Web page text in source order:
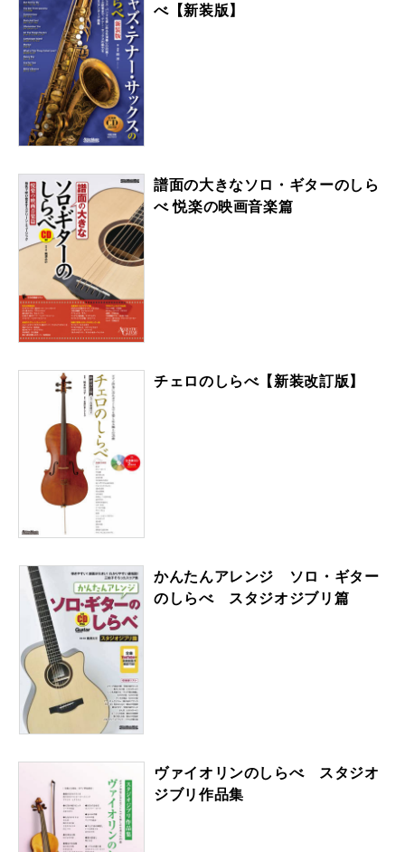
べ【新装版】
譜面の大きなソロ・ギターのしら
べ 悦楽の映画音楽篇
チェロのしらべ【新装改訂版】
かんたんアレンジ ソロ・ギター
のしらべ スタジオジブリ篇
ヴァイオリンのしらべ スタジオ
ジブリ作品集